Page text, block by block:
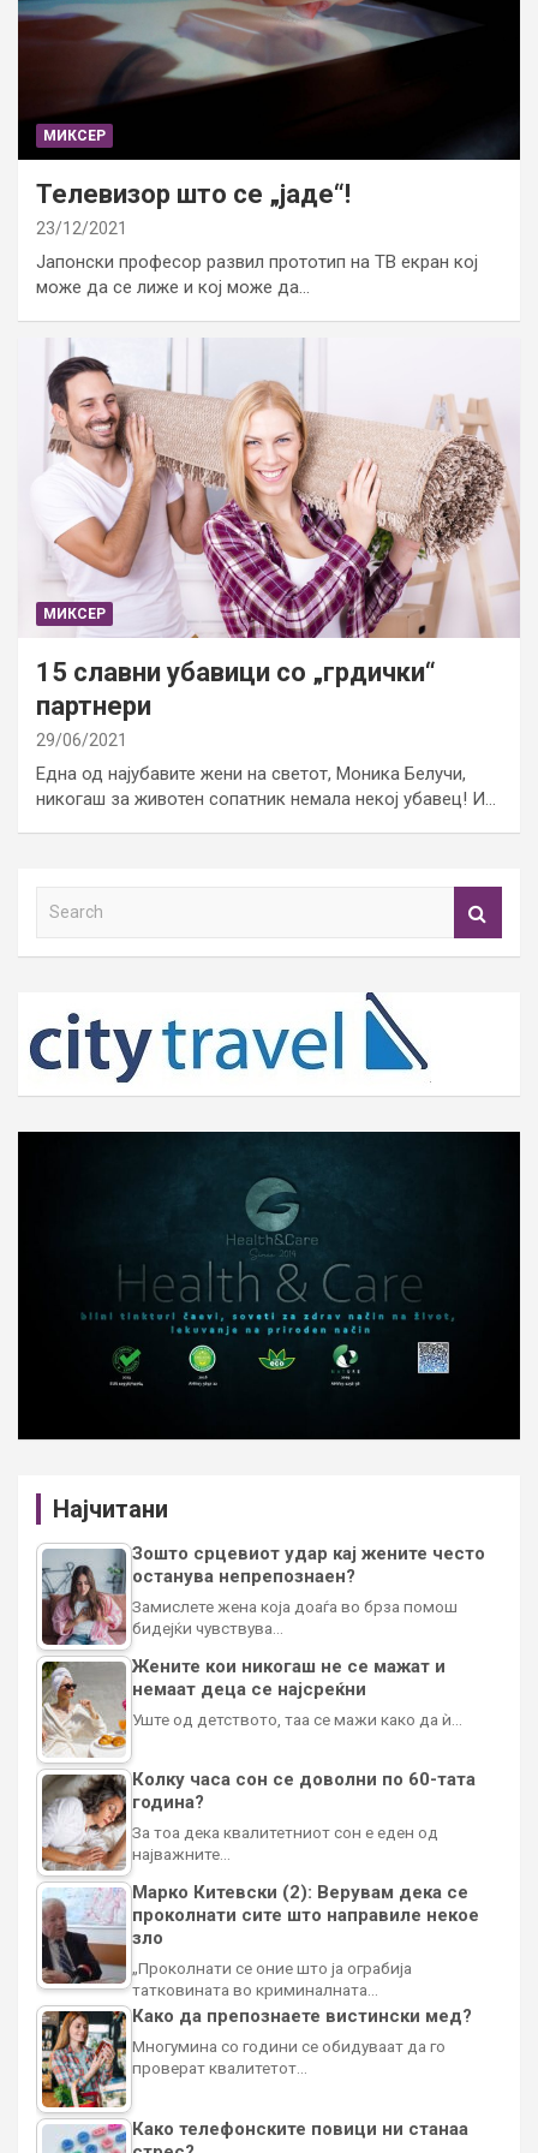
МИКСЕР
Телевизор што се „јаде“!
23/12/2021
Јапонски професор развил прототип на ТВ екран кој
може да се лиже и кој може да…
МИКСЕР
15 славни убавици со „грдички“
партнери
29/06/2021
Една од најубавите жени на светот, Моника Белучи,
никогаш за животен сопатник немала некој убавец! И…
h
Најчитани
Зошто срцевиот удар кај жените често
останува непрепознаен?
Замислете жена која доаѓа во брза помош
бидејќи чувствува…
Жените кои никогаш не се мажат и
немаат деца се најсреќни
Уште од детството, таа се мажи како да ѝ…
Колку часа сон се доволни по 60-тата
година?
За тоа дека квалитетниот сон е еден од
најважните…
Марко Китевски (2): Верувам дека се
проколнати сите што направиле некое
зло
„Проколнати се оние што ја ограбија
татковината во криминалната…
Како да препознаете вистински мед?
Многумина со години се обидуваат да го
проверат квалитетот…
Како телефонските повици ни станаа